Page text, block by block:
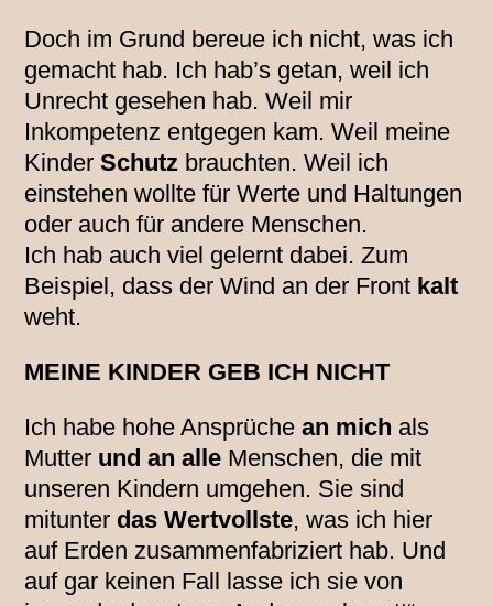
Doch im Grund bereue ich nicht, was ich
gemacht hab. Ich hab’s getan, weil ich
Unrecht gesehen hab. Weil mir
Inkompetenz entgegen kam. Weil meine
Kinder Schutz brauchten. Weil ich
einstehen wollte für Werte und Haltungen
oder auch für andere Menschen.
Ich hab auch viel gelernt dabei. Zum
Beispiel, dass der Wind an der Front kalt
weht.
MEINE KINDER GEB ICH NICHT
Ich habe hohe Ansprüchean mich als
Mutter und an alle Menschen, die mit
unseren Kindern umgehen. Sie sind
mitunter das Wertvollste, was ich hier
auf Erden zusammenfabriziert hab. Und
auf gar keinen Fall lasse ich sie von